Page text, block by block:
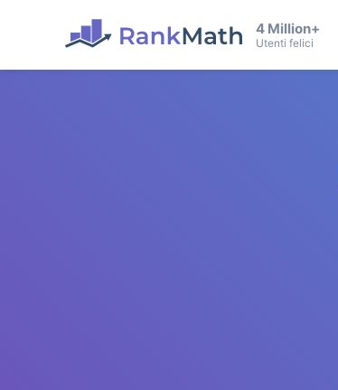
4 Million+
Utenti felici